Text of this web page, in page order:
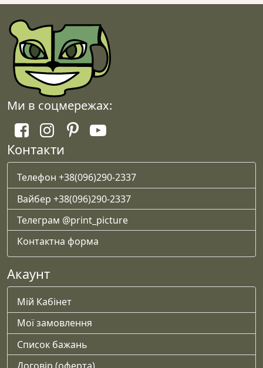
можна
вибрати
на
сторінці
товару
Ми в соцмережах:
Контакти
Телефон +38(096)290-2337
Вайбер +38(096)290-2337
Телеграм @print_picture
Контактна форма
Акаунт
Мій Кабінет
Мої замовлення
Список бажань